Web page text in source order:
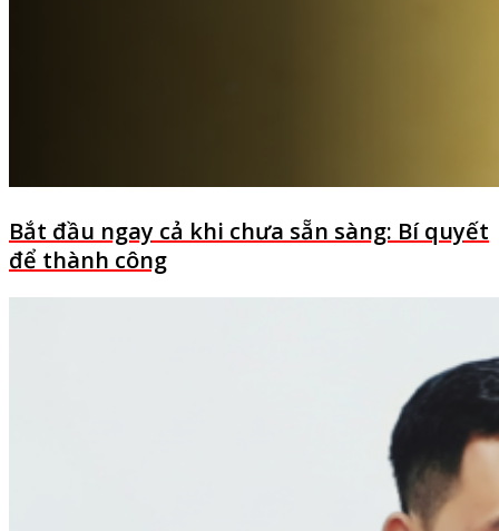
Bắt đầu ngay cả khi chưa sẵn sàng: Bí quyết
để thành công